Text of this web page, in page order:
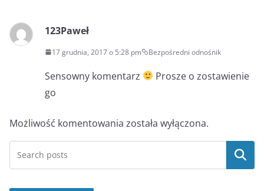
123Paweł
17 grudnia, 2017 o 5:28 pm Bezpośredni odnośnik
Sensowny komentarz
Prosze o zostawienie
go
Możliwość komentowania została wyłączona.
Szukaj